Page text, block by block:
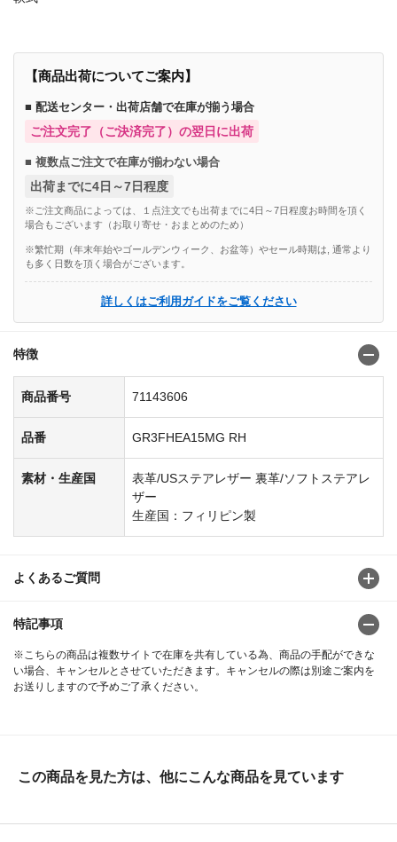
【商品出荷についてご案内】
■ 配送センター・出荷店舗で在庫が揃う場合
ご注文完了（ご決済完了）の翌日に出荷
■ 複数点ご注文で在庫が揃わない場合
出荷までに4日～7日程度
※ご注文商品によっては、１点注文でも出荷までに4日～7日程度お時間を頂く
場合もございます（お取り寄せ・おまとめのため）
※繁忙期（年末年始やゴールデンウィーク、お盆等）やセール時期は, 通常より
も多く日数を頂く場合がございます。
詳しくはご利用ガイドをご覧ください
特徴
商品番号 71143606
品番 GR3FHEA15MG RH
素材・生産国
表革/USステアレザー 裏革/ソフトステアレ
ザー
生産国：フィリピン製
よくあるご質問
特記事項
※こちらの商品は複数サイトで在庫を共有している為、商品の手配ができな
い場合、キャンセルとさせていただきます。キャンセルの際は別途ご案内を
お送りしますので予めご了承ください。
この商品を見た方は、他にこんな商品を見ています